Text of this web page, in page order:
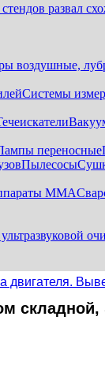
развал
воздушные,
Системы
переносные
Пылесосы
MMA
двигателя.
складной,